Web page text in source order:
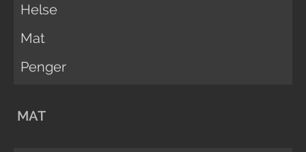
Helse
Mat
Penger
MAT